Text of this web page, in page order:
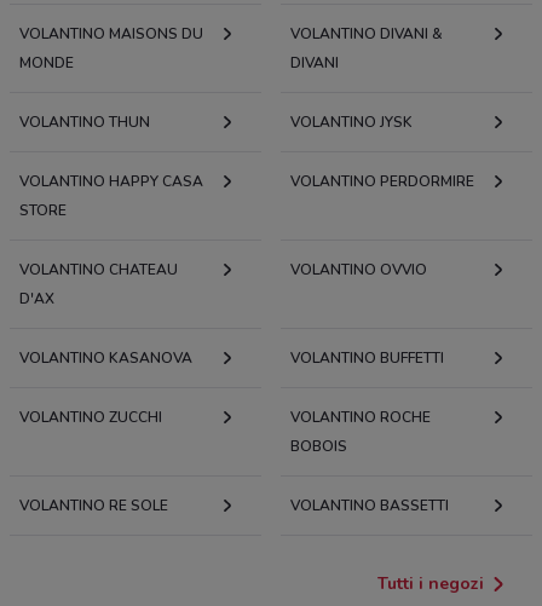
VOLANTINO MAISONS DU
MONDE
VOLANTINO DIVANI &
DIVANI
VOLANTINO THUN VOLANTINO JYSK
VOLANTINO HAPPY CASA
STORE
VOLANTINO PERDORMIRE
VOLANTINO CHATEAU
D'AX
VOLANTINO OVVIO
VOLANTINO KASANOVA VOLANTINO BUFFETTI
VOLANTINO ZUCCHI
VOLANTINO ROCHE
BOBOIS
VOLANTINO RE SOLE VOLANTINO BASSETTI
Tutti i negozi